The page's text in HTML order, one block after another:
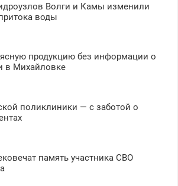
Волги и Камы изменили
воды
продукцию без информации о
в Михайловке
поликлиники — с заботой о
память участника СВО